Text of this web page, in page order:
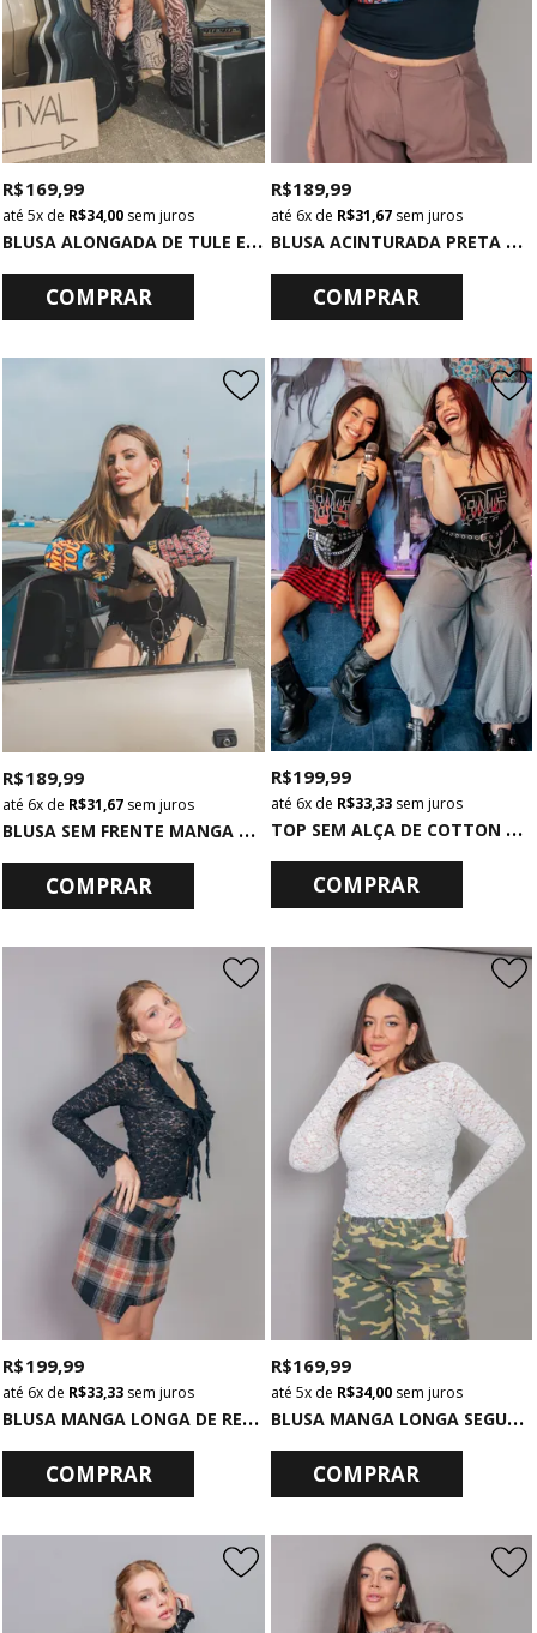
B
LUSA ALONGADA DE TULE ESTAMPADO
R$ 169,99
5x de R$ 34,00 sem juros
COMPRAR
B
LUSA ACINTURADA PRETA PERMISSION
R$ 189,99
6xde R$ 31,67sem juros
COMPRAR
B
LUSA SEM FRENTE MANGA LONGA PRETA K-POP
R$ 189,99
6x de R$ 31,67 sem juros
COMPRAR
T
OP SEM ALÇA DE COTTON PRETO COM BABADOS DE TULE
R$ 199,99
6xde R$ 33,33sem juros
COMPRAR
B
LUSA MANGA LONGA DE RENDA COM AMARRAÇÃO
R$ 199,99
6x de R$ 33,33 sem juros
COMPRAR
B
LUSA MANGA LONGA SEGUNDA PELE OFF WHITE DE RENDA
R$ 169,99
5xde R$ 34,00sem juros
COMPRAR